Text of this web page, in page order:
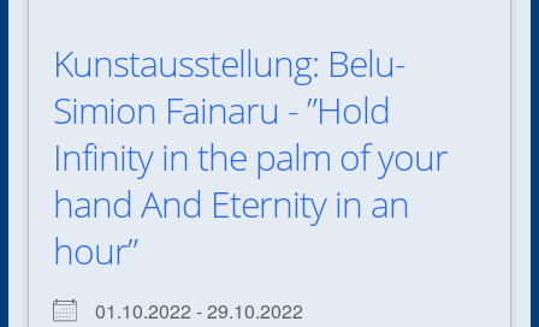
Kunstausstellung: Belu-
Simion Fainaru - ”Hold
Infinity in the palm of your
hand And Eternity in an
hour”
01.10.2022 - 29.10.2022